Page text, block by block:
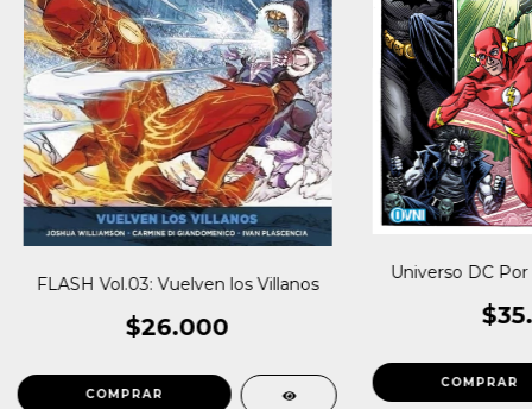
FLASH Vol.03: Vuelven los Villanos
$26.000
Universo DC